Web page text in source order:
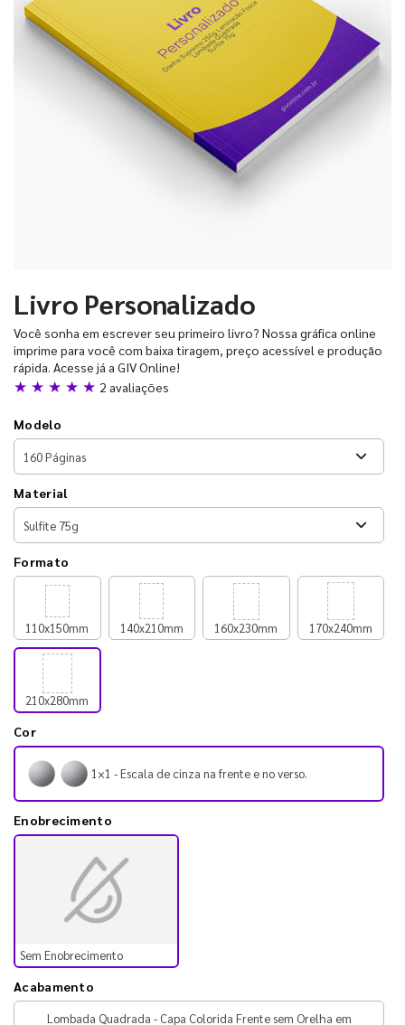
Livro Personalizado
Você sonha em escrever seu primeiro livro? Nossa gráfica online
imprime para você com baixa tiragem, preço acessível e produção
rápida. Acesse já a GIV Online!
★ ★ ★ ★ ★ 2 avaliações
Modelo
Material
Formato
110x150mm 140x210mm 160x230mm 170x240mm
210x280mm
Cor
1×1 - Escala de cinza na frente e no verso.
Enobrecimento
Sem Enobrecimento
Acabamento
Lombada Quadrada - Capa Colorida Frente sem Orelha em